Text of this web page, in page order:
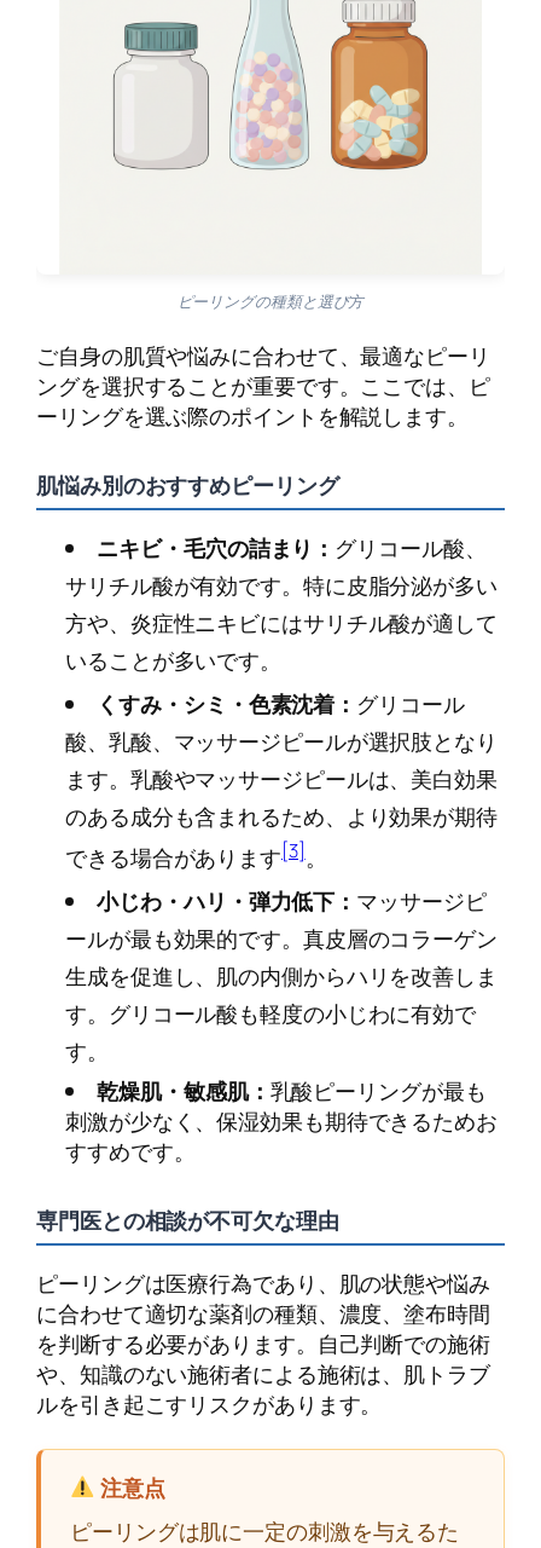
ピーリングの種類と選び方
ご自身の肌質や悩みに合わせて、最適なピーリ
ングを選択することが重要です。ここでは、ピ
ーリングを選ぶ際のポイントを解説します。
肌悩み別のおすすめピーリング
ニキビ・毛穴の詰まり： グリコール酸、
サリチル酸が有効です。特に皮脂分泌が多い
方や、炎症性ニキビにはサリチル酸が適して
いることが多いです。
くすみ・シミ・色素沈着： グリコール
酸、乳酸、マッサージピールが選択肢となり
ます。乳酸やマッサージピールは、美白効果
のある成分も含まれるため、より効果が期待
できる場合があります[3]。
小じわ・ハリ・弾力低下： マッサージピ
ールが最も効果的です。真皮層のコラーゲン
生成を促進し、肌の内側からハリを改善しま
す。グリコール酸も軽度の小じわに有効で
す。
乾燥肌・敏感肌： 乳酸ピーリングが最も
刺激が少なく、保湿効果も期待できるためお
すすめです。
専門医との相談が不可欠な理由
ピーリングは医療行為であり、肌の状態や悩み
に合わせて適切な薬剤の種類、濃度、塗布時間
を判断する必要があります。自己判断での施術
や、知識のない施術者による施術は、肌トラブ
ルを引き起こすリスクがあります。
注意点
ピーリングは肌に一定の刺激を与えるた